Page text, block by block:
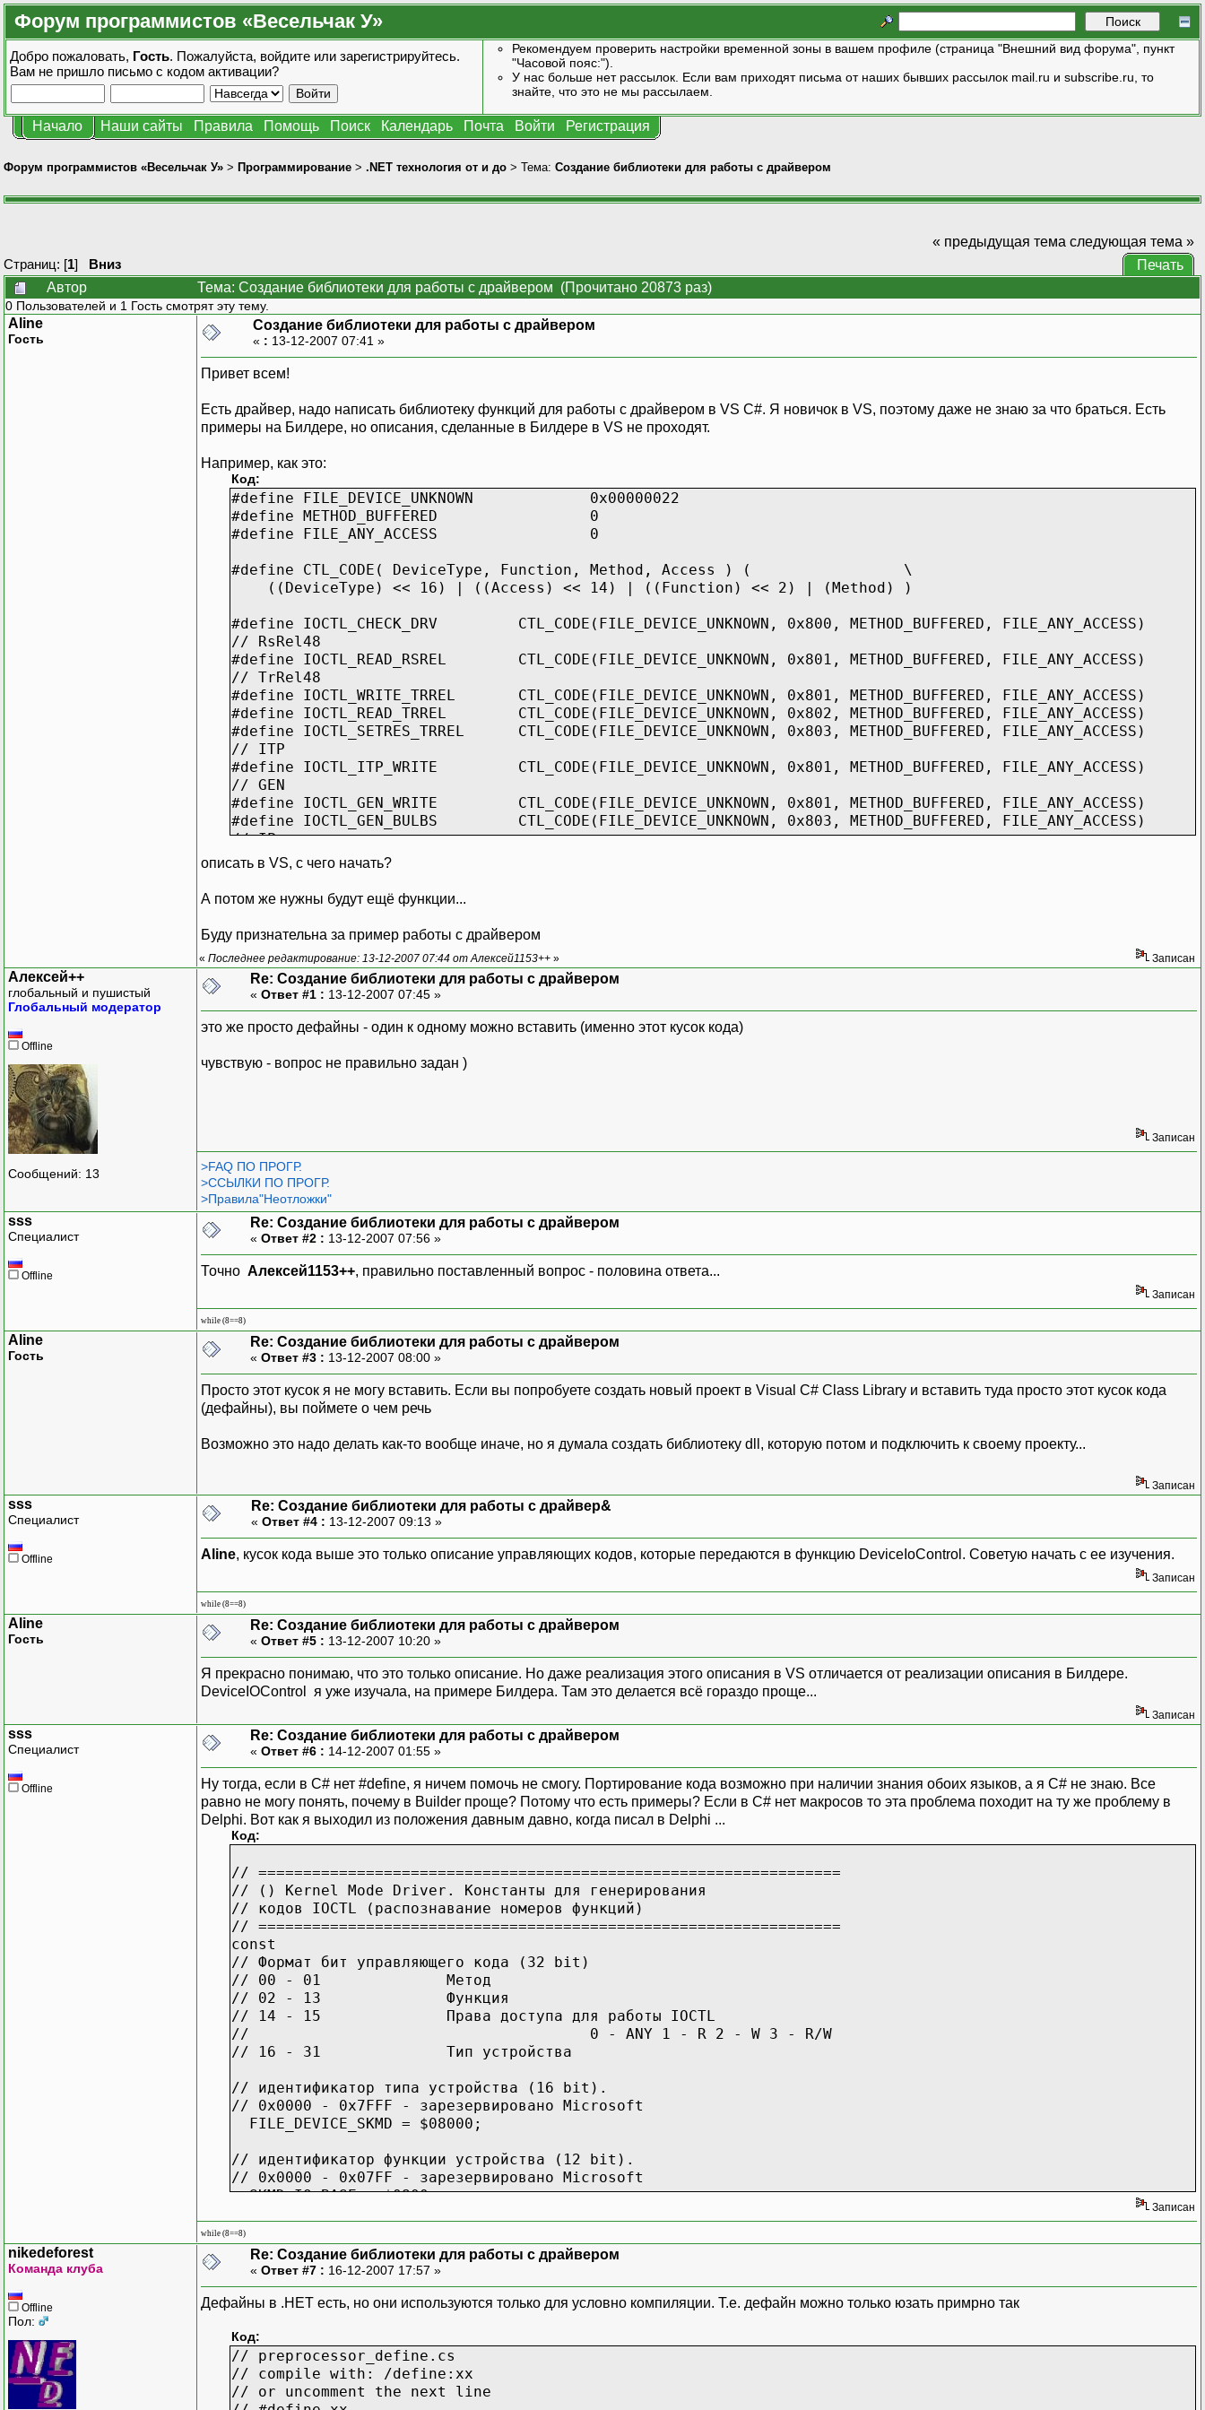
Форум программистов «Весельчак У»
Добро пожаловать, Гость. Пожалуйста, войдите или зарегистрируйтесь.
Вам не пришло письмо с кодом активации?
Рекомендуем проверить настройки временной зоны в вашем профиле (страница "Внешний вид форума", пункт
"Часовой пояс:").
У нас больше нет рассылок. Если вам приходят письма от наших бывших рассылок mail.ru и subscribe.ru, то
знайте, что это не мы рассылаем.
Начало Наши сайты Правила Помощь Поиск Календарь Почта Войти Регистрация
Форум программистов «Весельчак У» > Программирование > .NET технология от и до > Тема: Создание библиотеки для работы с драйвером
Страниц: [1] Вниз
« предыдущая тема следующая тема »
Печать
Автор
Тема: Создание библиотеки для работы с драйвером (Прочитано 20873 раз)
0 Пользователей и 1 Гость смотрят эту тему.
Aline
Гость
Создание библиотеки для работы с драйвером
« : 13-12-2007 07:41 »
Привет всем!
Есть драйвер, надо написать библиотеку функций для работы с драйвером в VS C#. Я новичок в VS, поэтому даже не знаю за что браться. Есть
примеры на Билдере, но описания, сделанные в Билдере в VS не проходят.
Например, как это:
Код:
#define FILE_DEVICE_UNKNOWN 0x00000022
#define METHOD_BUFFERED 0
#define FILE_ANY_ACCESS 0
#define CTL_CODE( DeviceType, Function, Method, Access ) ( \
((DeviceType) << 16) | ((Access) << 14) | ((Function) << 2) | (Method) )
#define IOCTL_CHECK_DRV CTL_CODE(FILE_DEVICE_UNKNOWN, 0x800, METHOD_BUFFERED, FILE_ANY_ACCESS)
// RsRel48
#define IOCTL_READ_RSREL CTL_CODE(FILE_DEVICE_UNKNOWN, 0x801, METHOD_BUFFERED, FILE_ANY_ACCESS)
// TrRel48
#define IOCTL_WRITE_TRREL CTL_CODE(FILE_DEVICE_UNKNOWN, 0x801, METHOD_BUFFERED, FILE_ANY_ACCESS)
#define IOCTL_READ_TRREL CTL_CODE(FILE_DEVICE_UNKNOWN, 0x802, METHOD_BUFFERED, FILE_ANY_ACCESS)
#define IOCTL_SETRES_TRREL CTL_CODE(FILE_DEVICE_UNKNOWN, 0x803, METHOD_BUFFERED, FILE_ANY_ACCESS)
// ITP
#define IOCTL_ITP_WRITE CTL_CODE(FILE_DEVICE_UNKNOWN, 0x801, METHOD_BUFFERED, FILE_ANY_ACCESS)
// GEN
#define IOCTL_GEN_WRITE CTL_CODE(FILE_DEVICE_UNKNOWN, 0x801, METHOD_BUFFERED, FILE_ANY_ACCESS)
#define IOCTL_GEN_BULBS CTL_CODE(FILE_DEVICE_UNKNOWN, 0x803, METHOD_BUFFERED, FILE_ANY_ACCESS)
// IP
#define IOCTL_IP_WRITE CTL_CODE(FILE_DEVICE_UNKNOWN, 0x801, METHOD_BUFFERED, FILE_ANY_ACCESS)
описать в VS, с чего начать?
А потом же нужны будут ещё функции...
Буду признательна за пример работы с драйвером
« Последнее редактирование: 13-12-2007 07:44 от Алексей1153++ » Записан
Алексей++
глобальный и пушистый
Глобальный модератор
Offline
Сообщений: 13
Re: Создание библиотеки для работы с драйвером
« Ответ #1 : 13-12-2007 07:45 »
это же просто дефайны - один к одному можно вставить (именно этот кусок кода)
чувствую - вопрос не правильно задан )
Записан
>FAQ ПО ПРОГР.
>ССЫЛКИ ПО ПРОГР.
>Правила"Неотложки"
sss
Специалист
Offline
Re: Создание библиотеки для работы с драйвером
« Ответ #2 : 13-12-2007 07:56 »
Точно Алексей1153++, правильно поставленный вопрос - половина ответа...
Записан
while (8==8)
Aline
Гость
Re: Создание библиотеки для работы с драйвером
« Ответ #3 : 13-12-2007 08:00 »
Просто этот кусок я не могу вставить. Если вы попробуете создать новый проект в Visual C# Class Library и вставить туда просто этот кусок кода
(дефайны), вы поймете о чем речь
Возможно это надо делать как-то вообще иначе, но я думала создать библиотеку dll, которую потом и подключить к своему проекту...
Записан
sss
Специалист
Offline
Re: Создание библиотеки для работы с драйвер&
« Ответ #4 : 13-12-2007 09:13 »
Aline, кусок кода выше это только описание управляющих кодов, которые передаются в функцию DeviceIoControl. Советую начать с ее изучения.
Записан
while (8==8)
Aline
Гость
Re: Создание библиотеки для работы с драйвером
« Ответ #5 : 13-12-2007 10:20 »
Я прекрасно понимаю, что это только описание. Но даже реализация этого описания в VS отличается от реализации описания в Билдере.
DeviceIOControl я уже изучала, на примере Билдера. Там это делается всё гораздо проще...
Записан
sss
Специалист
Offline
Re: Создание библиотеки для работы с драйвером
« Ответ #6 : 14-12-2007 01:55 »
Ну тогда, если в С# нет #define, я ничем помочь не смогу. Портирование кода возможно при наличии знания обоих языков, а я C# не знаю. Все
равно не могу понять, почему в Builder проще? Потому что есть примеры? Если в С# нет макросов то эта проблема походит на ту же проблему в
Delphi. Вот как я выходил из положения давным давно, когда писал в Delphi ...
Код:
// =================================================================
// () Kernel Mode Driver. Константы для генерирования
// кодов IOCTL (распознавание номеров функций)
// =================================================================
const
// Формат бит управляющего кода (32 bit)
// 00 - 01
Метод
// 02 - 13
Функция
// 14 - 15
Права доступа для работы IOCTL
//
0 - ANY 1 - R 2 - W 3 - R/W
// 16 - 31
Тип устройства
// идентификатор типа устройства (16 bit).
// 0x0000 - 0x7FFF - зарезервировано Microsoft
FILE_DEVICE_SKMD = $08000;
// идентификатор функции устройства (12 bit).
// 0x0000 - 0x07FF - зарезервировано Microsoft
SKMD_IO_BASE = $0800;
// =================================================================
// () Kernel Mode Driver. Номера функций
// =================================================================
type
case byte of
0:( A: array [0..2] of byte);
1:( Numb: byte;
fRead: boolean;
Записан
while (8==8)
nikedeforest
Команда клуба
Offline
Пол:
Re: Создание библиотеки для работы с драйвером
« Ответ #7 : 16-12-2007 17:57 »
Дефайны в .НЕТ есть, но они используются только для условно компиляции. Т.е. дефайн можно только юзать примрно так
Код:
// preprocessor_define.cs
// compile with: /define:xx
// or uncomment the next line